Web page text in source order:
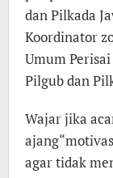
dan Pilkada
Koordinator
Umum
Pilgub dan
Wajar jika
agar tidak